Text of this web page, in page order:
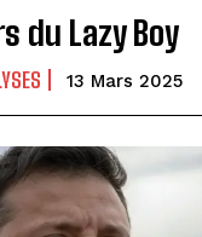
du Lazy Boy
13 Mars 2025